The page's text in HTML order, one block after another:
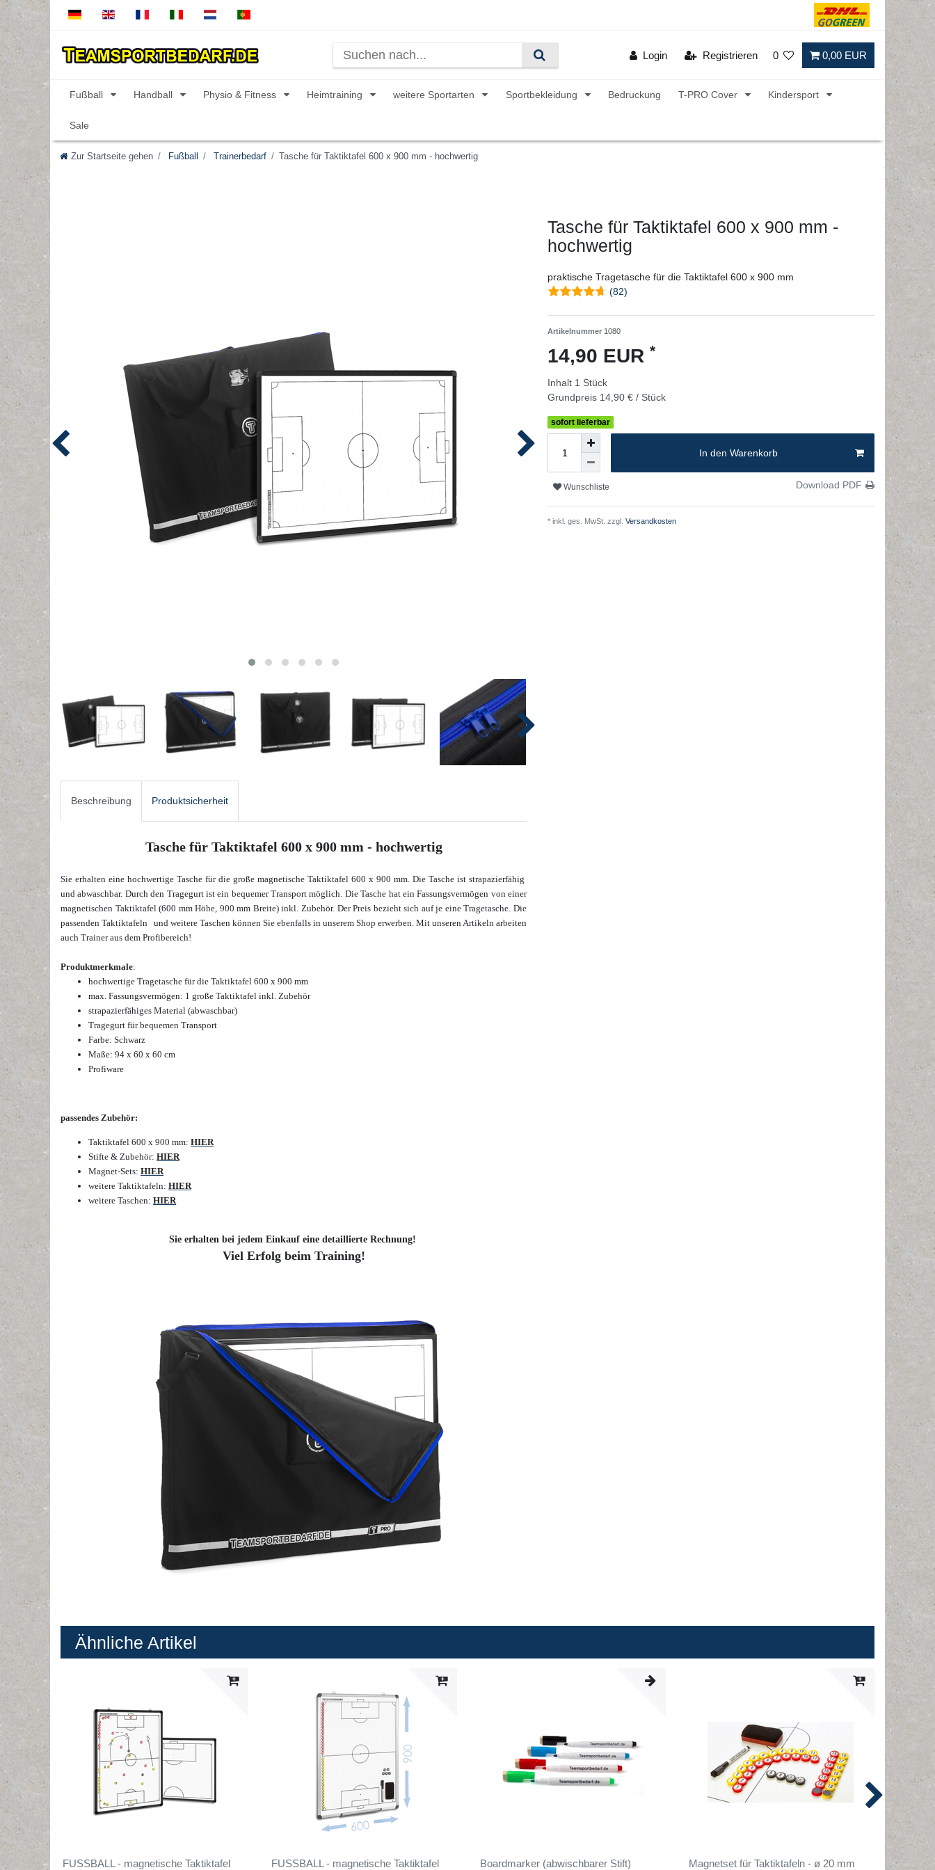
Login Registrieren 0 0,00 EUR
Fußball Handball Physio & Fitness Heimtraining weitere Sportarten Sportbekleidung Bedruckung T-PRO Cover Kindersport
Sale
Zur Startseite gehen Fußball Trainerbedarf Tasche für Taktiktafel 600 x 900 mm - hochwertig
Beschreibung Produktsicherheit
Tasche für Taktiktafel 600 x 900 mm - hochwertig
Sie erhalten eine hochwertige Tasche für die große magnetische Taktiktafel 600 x 900 mm. Die Tasche ist strapazierfähig
und abwaschbar. Durch den Tragegurt ist ein bequemer Transport möglich. Die Tasche hat ein Fassungsvermögen von einer
magnetischen Taktiktafel (600 mm Höhe, 900 mm Breite) inkl. Zubehör. Der Preis bezieht sich auf je eine Tragetasche. Die
passenden Taktiktafeln und weitere Taschen können Sie ebenfalls in unserem Shop erwerben. Mit unseren Artikeln arbeiten
auch Trainer aus dem Profibereich!
Produktmerkmale:
hochwertige Tragetasche für die Taktiktafel 600 x 900 mm
max. Fassungsvermögen: 1 große Taktiktafel inkl. Zubehör
strapazierfähiges Material (abwaschbar)
Tragegurt für bequemen Transport
Farbe: Schwarz
Maße: 94 x 60 x 60 cm
Profiware
passendes Zubehör:
Taktiktafel 600 x 900 mm: HIER
Stifte & Zubehör: HIER
Magnet-Sets: HIER
weitere Taktiktafeln: HIER
weitere Taschen: HIER
Sie erhalten bei jedem Einkauf eine detaillierte Rechnung!
Viel Erfolg beim Training!
Tasche für Taktiktafel 600 x 900 mm -
hochwertig
praktische Tragetasche für die Taktiktafel 600 x 900 mm
(82)
Artikelnummer 1080
14,90 EUR *
Inhalt 1 Stück
Grundpreis 14,90 € / Stück
sofort lieferbar
In den Warenkorb
Wunschliste Download PDF
* inkl. ges. MwSt. zzgl. Versandkosten
Ähnliche Artikel
FUSSBALL - magnetische Taktiktafel
FUSSBALL - magnetische Taktiktafel
Boardmarker (abwischbarer Stift) Magnetset für Taktiktafeln - ø 20 mm